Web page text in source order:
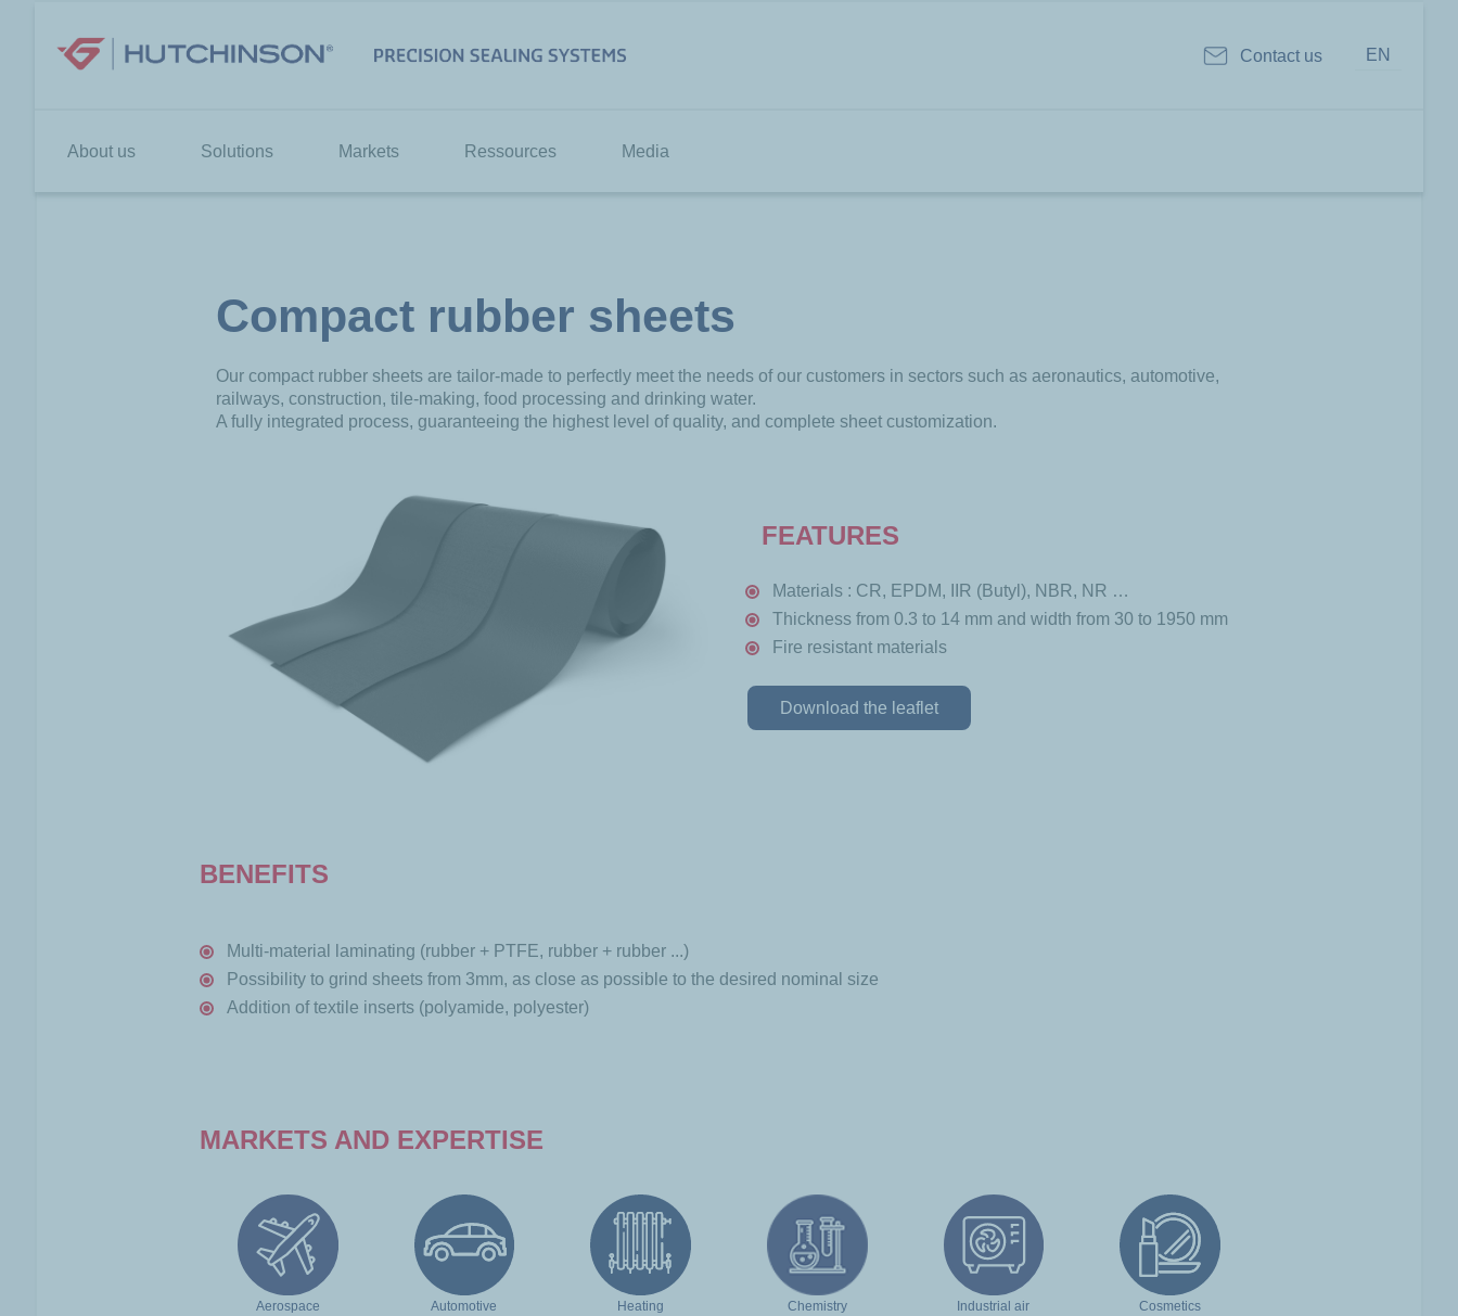
Contact us EN
About us Solutions Markets Ressources Media
Compact rubber sheets
Our compact rubber sheets are tailor-made to perfectly meet the needs of our customers in sectors such as aeronautics, automotive,
railways, construction, tile-making, food processing and drinking water.
A fully integrated process, guaranteeing the highest level of quality, and complete sheet customization.
FEATURES
Materials : CR, EPDM, IIR (Butyl), NBR, NR …
Thickness from 0.3 to 14 mm and width from 30 to 1950 mm
Fire resistant materials
Download the leaflet
BENEFITS
Multi-material laminating (rubber + PTFE, rubber + rubber ...)
Possibility to grind sheets from 3mm, as close as possible to the desired nominal size
Addition of textile inserts (polyamide, polyester)
MARKETS AND EXPERTISE
Aerospace Automotive Heating Chemistry
Industrial air
Cosmetics